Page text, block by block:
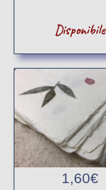
Disponibile
1,60€